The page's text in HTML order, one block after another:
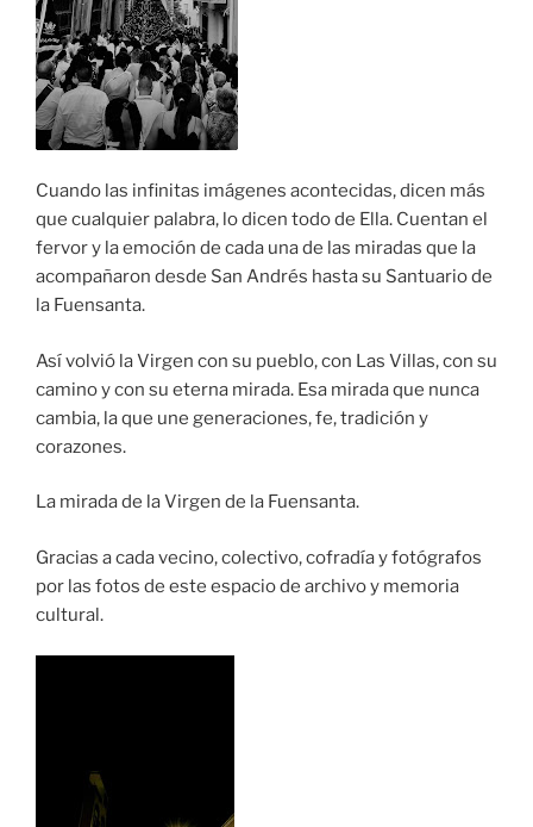
Cuando las infinitas imágenes acontecidas, dicen más
que cualquier palabra, lo dicen todo de Ella. Cuentan el
fervor y la emoción de cada una de las miradas que la
acompañaron desde San Andrés hasta su Santuario de
la Fuensanta.
Así volvió la Virgen con su pueblo, con Las Villas, con su
camino y con su eterna mirada. Esa mirada que nunca
cambia, la que une generaciones, fe, tradición y
corazones.
La mirada de la Virgen de la Fuensanta.
Gracias a cada vecino, colectivo, cofradía y fotógrafos
por las fotos de este espacio de archivo y memoria
cultural.